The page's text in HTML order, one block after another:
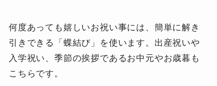
何度あっても嬉しいお祝い事には、簡単に解き
引きできる「蝶結び」を使います。出産祝いや
入学祝い、季節の挨拶であるお中元やお歳暮も
こちらです。